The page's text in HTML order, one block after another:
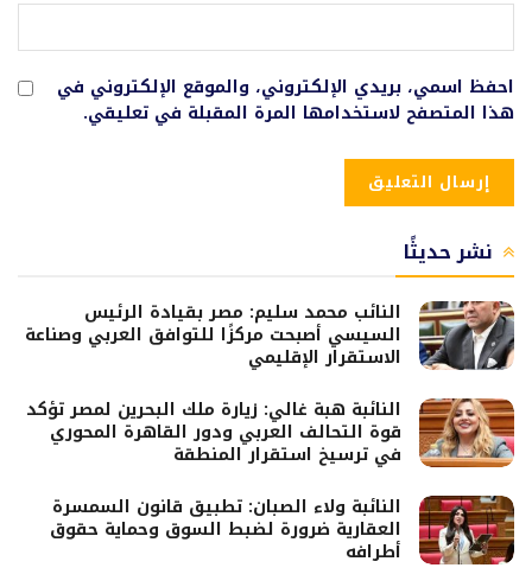
احفظ اسمي، بريدي الإلكتروني، والموقع الإلكتروني في
هذا المتصفح لاستخدامها المرة المقبلة في تعليقي.
نشر حديثًا
النائب محمد سليم: مصر بقيادة الرئيس
السيسي أصبحت مركزًا للتوافق العربي وصناعة
الاستقرار الإقليمي
النائبة هبة غالي: زيارة ملك البحرين لمصر تؤكد
قوة التحالف العربي ودور القاهرة المحوري
في ترسيخ استقرار المنطقة
النائبة ولاء الصبان: تطبيق قانون السمسرة
العقارية ضرورة لضبط السوق وحماية حقوق
أطرافه